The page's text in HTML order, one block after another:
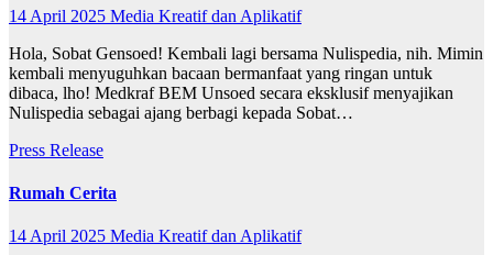
14 April 2025 Media Kreatif dan Aplikatif
Hola, Sobat Gensoed! Kembali lagi bersama Nulispedia, nih. Mimin
kembali menyuguhkan bacaan bermanfaat yang ringan untuk
dibaca, lho! Medkraf BEM Unsoed secara eksklusif menyajikan
Nulispedia sebagai ajang berbagi kepada Sobat…
Press Release
Rumah Cerita
14 April 2025 Media Kreatif dan Aplikatif